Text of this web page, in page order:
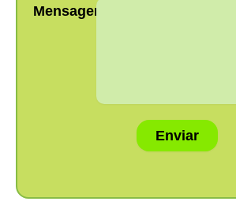
Mensagem:
Enviar